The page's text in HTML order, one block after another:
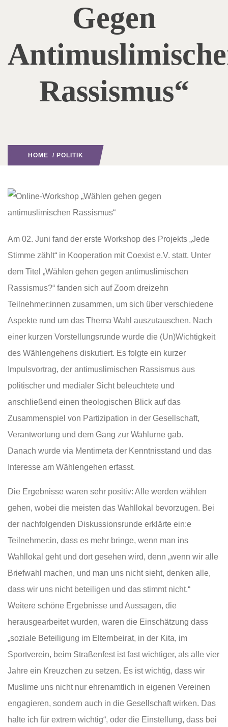
Gegen
Rassismus“
HOME / POLITIK
Am 02. Juni fand der erste Workshop des Projekts „Jede
Stimme zählt“ in Kooperation mit Coexist e.V. statt. Unter
dem Titel „Wählen gehen gegen antimuslimischen
Rassismus?“ fanden sich auf Zoom dreizehn
Teilnehmer:innen zusammen, um sich über verschiedene
Aspekte rund um das Thema Wahl auszutauschen. Nach
einer kurzen Vorstellungsrunde wurde die (Un)Wichtigkeit
des Wählengehens diskutiert. Es folgte ein kurzer
Impulsvortrag, der antimuslimischen Rassismus aus
politischer und medialer Sicht beleuchtete und
anschließend einen theologischen Blick auf das
Zusammenspiel von Partizipation in der Gesellschaft,
Verantwortung und dem Gang zur Wahlurne gab.
Danach wurde via Mentimeta der Kenntnisstand und das
Interesse am Wählengehen erfasst.
Die Ergebnisse waren sehr positiv: Alle werden wählen
gehen, wobei die meisten das Wahllokal bevorzugen. Bei
der nachfolgenden Diskussionsrunde erklärte ein:e
Teilnehmer:in, dass es mehr bringe, wenn man ins
Wahllokal geht und dort gesehen wird, denn „wenn wir alle
Briefwahl machen, und man uns nicht sieht, denken alle,
dass wir uns nicht beteiligen und das stimmt nicht.“
Weitere schöne Ergebnisse und Aussagen, die
herausgearbeitet wurden, waren die Einschätzung dass
„soziale Beteiligung im Elternbeirat, in der Kita, im
Sportverein, beim Straßenfest ist fast wichtiger, als alle vier
Jahre ein Kreuzchen zu setzen. Es ist wichtig, dass wir
Muslime uns nicht nur ehrenamtlich in eigenen Vereinen
engagieren, sondern auch in die Gesellschaft wirken. Das
halte ich für extrem wichtig“, oder die Einstellung, dass bei